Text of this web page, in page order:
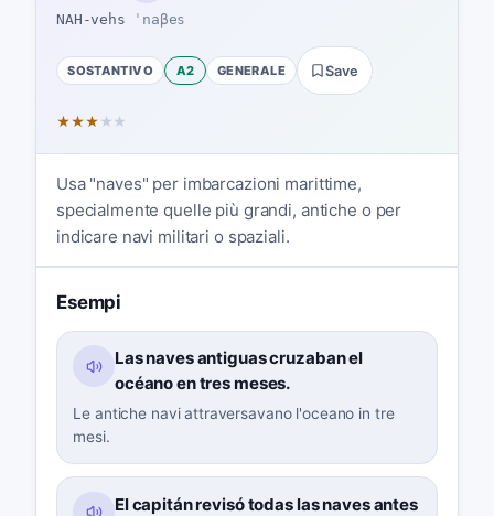
NAH-vehs ˈnaβes
SOSTANTIVO A2 GENERALE Save
★★★ ★ ★
Usa "naves" per imbarcazioni marittime,
specialmente quelle più grandi, antiche o per
indicare navi militari o spaziali.
Esempi
Las naves antiguas cruzaban el
océano en tres meses.
Le antiche navi attraversavano l'oceano in tre
mesi.
El capitán revisó todas las naves antes